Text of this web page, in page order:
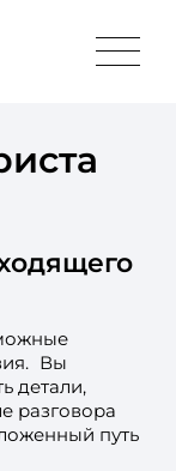
Вы
детали,
разговора
путь